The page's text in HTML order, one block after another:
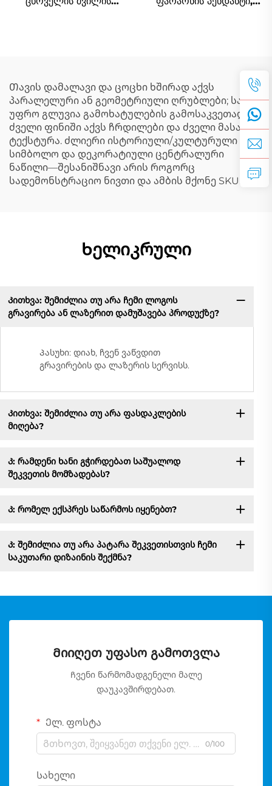
Თავის დამალავი და ცოცხი ხშირად აქვს
პარალელური ან გეომეტრიული ღრუბლები; სახე
უფრო გლუვია გამოხატულების გამოსაკვეთად;
ძველი ფინიში აქვს ჩრდილები და ძველი მასალის
ტექსტურა. ძლიერი ისტორიული/კულტურული
სიმბოლო და დეკორატიული ცენტრალური
ნაწილი—შესანიშნავი არის როგორც
სადემონსტრაციო ნივთი და ამბის მქონე SKU.
Ხელიკრული
Კითხვა: შემიძლია თუ არა ჩემი ლოგოს
გრავირება ან ლაზერით დამუშავება პროდუქზე?
Პასუხი: დიახ, ჩვენ ვაწვდით
გრავირების და ლაზერის სერვისს.
Კითხვა: შემიძლია თუ არა ფასდაკლების
მიღება?
Კ: რამდენი ხანი გჭირდებათ საშუალოდ
შეკვეთის მომზადებას?
Კ: რომელ ექსპრეს საწარმოს იყენებთ?
Კ: შემიძლია თუ არა პატარა შეკვეთისთვის ჩემი
საკუთარი დიზაინის შექმნა?
Მიიღეთ უფასო გამოთვლა
Ჩვენი წარმომადგენელი მალე
დაუკავშირდებათ.
Ელ. ფოსტა
0/100
Სახელი